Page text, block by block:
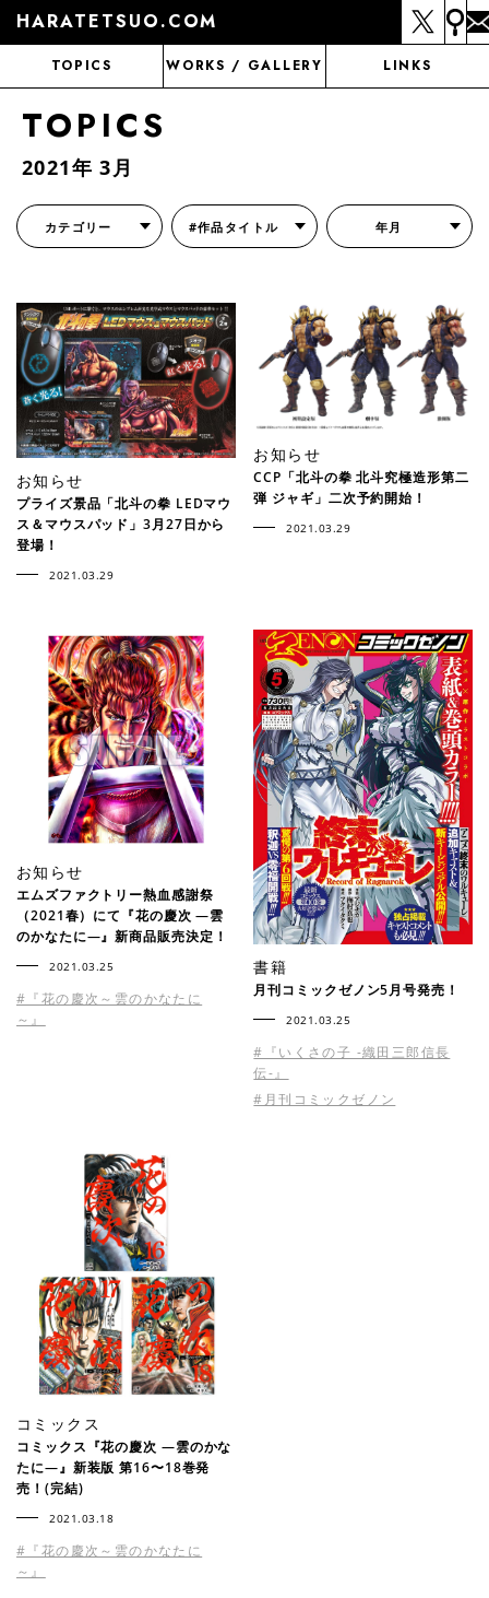
HARATETSUO.COM
TOPICS WORKS / GALLERY LINKS
TOPICS
2021年 3月
カテゴリー #作品タイトル 年月
お知らせ
プライズ景品「北斗の拳 LEDマウ
ス＆マウスパッド」3月27日から
登場！
2021.03.29
お知らせ
CCP「北斗の拳 北斗究極造形第二
弾 ジャギ」二次予約開始！
2021.03.29
お知らせ
エムズファクトリー熱血感謝祭
（2021春）にて『花の慶次 ―雲
のかなたに―』新商品販売決定！
2021.03.25
#『花の慶次～雲のかなたに
～』
書籍
月刊コミックゼノン5月号発売！
2021.03.25
#『いくさの子 -織田三郎信長
伝-』
#月刊コミックゼノン
コミックス
コミックス『花の慶次 ―雲のかな
たに―』新装版 第16〜18巻発
売！(完結)
2021.03.18
#『花の慶次～雲のかなたに
～』